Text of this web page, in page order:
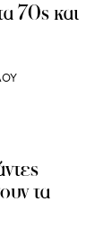
70s και
τα